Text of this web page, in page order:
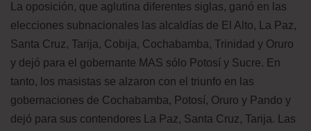
La oposición, que aglutina diferentes siglas, ganó en las
elecciones subnacionales las alcaldías de El Alto, La Paz,
Santa Cruz, Tarija, Cobija, Cochabamba, Trinidad y Oruro
y dejó para el gobernante MAS sólo Potosí y Sucre. En
tanto, los masistas se alzaron con el triunfo en las
gobernaciones de Cochabamba, Potosí, Oruro y Pando y
dejó para sus contendores La Paz, Santa Cruz, Tarija. Las